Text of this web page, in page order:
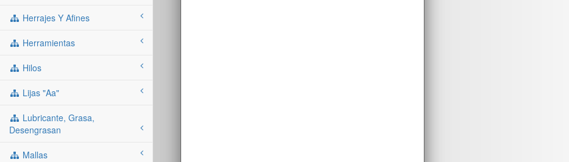
Herrajes Y Afines
Herramientas
Hilos
Lijas "aa"
Lubricante, Grasa,
Desengrasan
Mallas